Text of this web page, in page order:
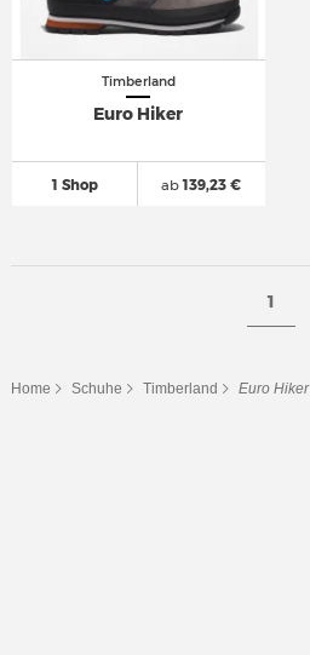
Timberland
Euro Hiker
1 Shop ab139,23 €
1
Home Schuhe Timberland Euro Hiker